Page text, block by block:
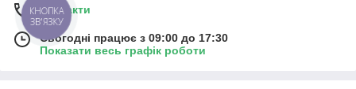
Контакти
Сьогодні працює з 09:00 до 17:30
Показати весь графік роботи
КНОПКА
ЗВ'ЯЗКУ